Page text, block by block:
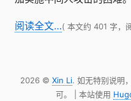
阅读全文…( 本文约 401 字，
2026 © Xin Li. 如无特别说明
可。 | 本站使用